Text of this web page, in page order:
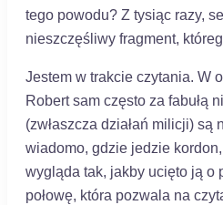
tego powodu? Z tysiąc razy,
nieszczęśliwy fragment,
Jestem w trakcie czytania. W
Robert sam często za fabułą
(zwłaszcza działań milicji) są
wiadomo, gdzie jedzie
wygląda tak, jakby ucięto ją o
połowę, która pozwala na